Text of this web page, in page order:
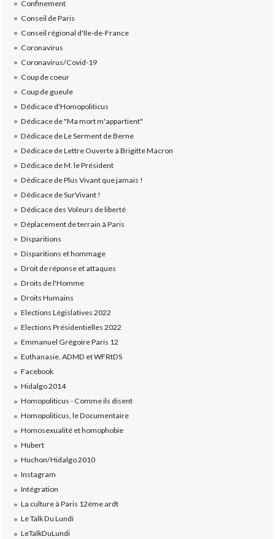
Confinement
Conseil de Paris
Conseil régional d'Ile-de-France
Coronavirus
Coronavirus/Covid-19
Coup de coeur
Coup de gueule
Dédicace d'Homopoliticus
Dédicace de "Ma mort m'appartient"
Dédicace de Le Serment de Berne
Dédicace de Lettre Ouverte à Brigitte Macron
Dédicace de M. le Président
Dédicace de Plus Vivant que jamais !
Dédicace de SurVivant !
Dédicace des Voleurs de liberté
Déplacement de terrain à Paris
Disparitions
Disparitions et hommage
Droit de réponse et attaques
Droits de l'Homme
Droits Humains
Elections Législatives 2022
Elections Présidentielles 2022
Emmanuel Grégoire Paris 12
Euthanasie, ADMD et WFRtDS
Facebook
Hidalgo 2014
Homopoliticus - Comme ils disent
Homopoliticus, le Documentaire
Homosexualité et homophobie
Hubert
Huchon/Hidalgo 2010
Instagram
Intégration
La culture à Paris 12éme ardt
Le Talk Du Lundi
LeTalkDuLundi